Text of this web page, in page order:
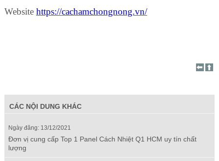
Website https://cachamchongnong.vn/
CÁC NỘI DUNG KHÁC
Ngày đăng: 13/12/2021
Đơn vị cung cấp Top 1 Panel Cách Nhiệt Q1 HCM uy tín chất
lượng